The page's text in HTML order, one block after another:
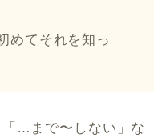
めてそれを知っ
…まで〜しない」な